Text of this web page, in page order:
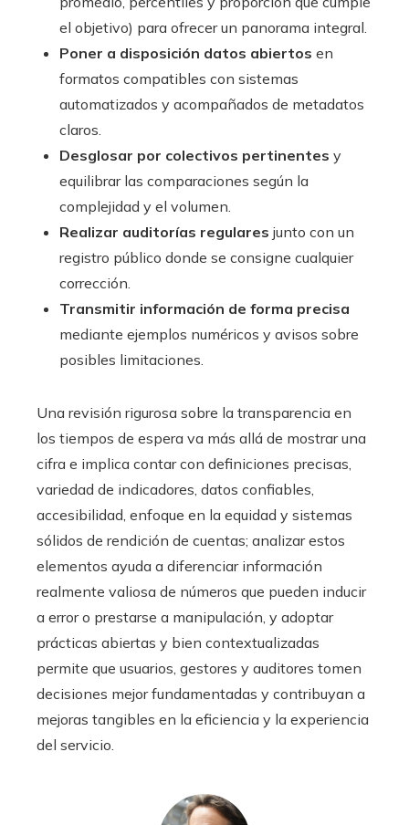
el objetivo) para ofrecer un panorama integral.
Poner a disposición datos abiertos en
formatos compatibles con sistemas
automatizados y acompañados de metadatos
claros.
Desglosar por colectivos pertinentes y
equilibrar las comparaciones según la
complejidad y el volumen.
Realizar auditorías regulares junto con un
registro público donde se consigne cualquier
corrección.
Transmitir información de forma precisa
mediante ejemplos numéricos y avisos sobre
posibles limitaciones.
Una revisión rigurosa sobre la transparencia en
los tiempos de espera va más allá de mostrar una
cifra e implica contar con definiciones precisas,
variedad de indicadores, datos confiables,
accesibilidad, enfoque en la equidad y sistemas
sólidos de rendición de cuentas; analizar estos
elementos ayuda a diferenciar información
realmente valiosa de números que pueden inducir
a error o prestarse a manipulación, y adoptar
prácticas abiertas y bien contextualizadas
permite que usuarios, gestores y auditores tomen
decisiones mejor fundamentadas y contribuyan a
mejoras tangibles en la eficiencia y la experiencia
del servicio.